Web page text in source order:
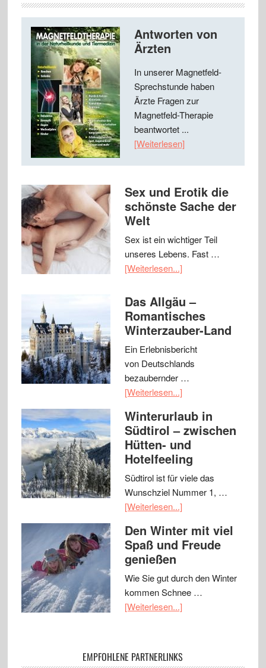
Antworten von
Ärzten
In unserer Magnetfeld-
Sprechstunde haben
Ärzte Fragen zur
Magnetfeld-Therapie
beantwortet ...
[Weiterlesen]
Sex und Erotik die
schönste Sache der
Welt
Sex ist ein wichtiger Teil
unseres Lebens. Fast …
[Weiterlesen...]
Das Allgäu –
Romantisches
Winterzauber-Land
Ein Erlebnisbericht
von Deutschlands
bezaubernder …
[Weiterlesen...]
Winterurlaub in
Südtirol – zwischen
Hütten- und
Hotelfeeling
Südtirol ist für viele das
Wunschziel Nummer 1, …
[Weiterlesen...]
Den Winter mit viel
Spaß und Freude
genießen
Wie Sie gut durch den Winter
kommen Schnee …
[Weiterlesen...]
EMPFOHLENE PARTNERLINKS